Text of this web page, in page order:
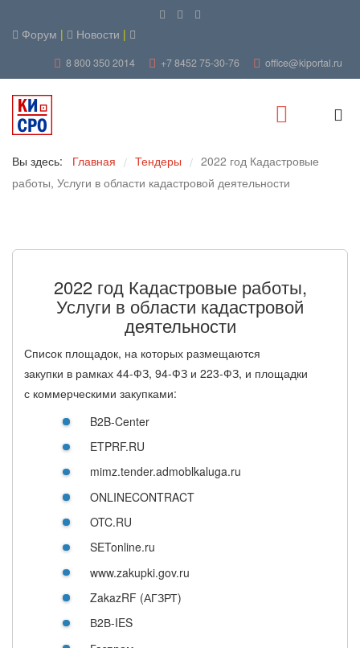
Форум | Новости |
8 800 350 2014 +7 8452 75-30-76 office@kiportal.ru
Вы здесь: Главная / Тендеры / 2022 год Кадастровые
работы, Услуги в области кадастровой деятельности
2022 год Кадастровые работы,
Услуги в области кадастровой
деятельности
Список площадок, на которых размещаются
закупки в рамках 44-ФЗ, 94-ФЗ и 223-ФЗ, и площадки
с коммерческими закупками:
B2B-Center
ETPRF.RU
mimz.tender.admoblkaluga.ru
ONLINECONTRACT
OTC.RU
SETonline.ru
www.zakupki.gov.ru
ZakazRF (АГЗРТ)
В2В-IES